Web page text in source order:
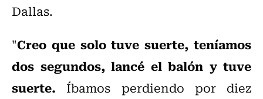
Dallas.
"Creo que solo tuve suerte, teníamos
dos segundos, lancé el balón y tuve
suerte. Íbamos perdiendo por diez